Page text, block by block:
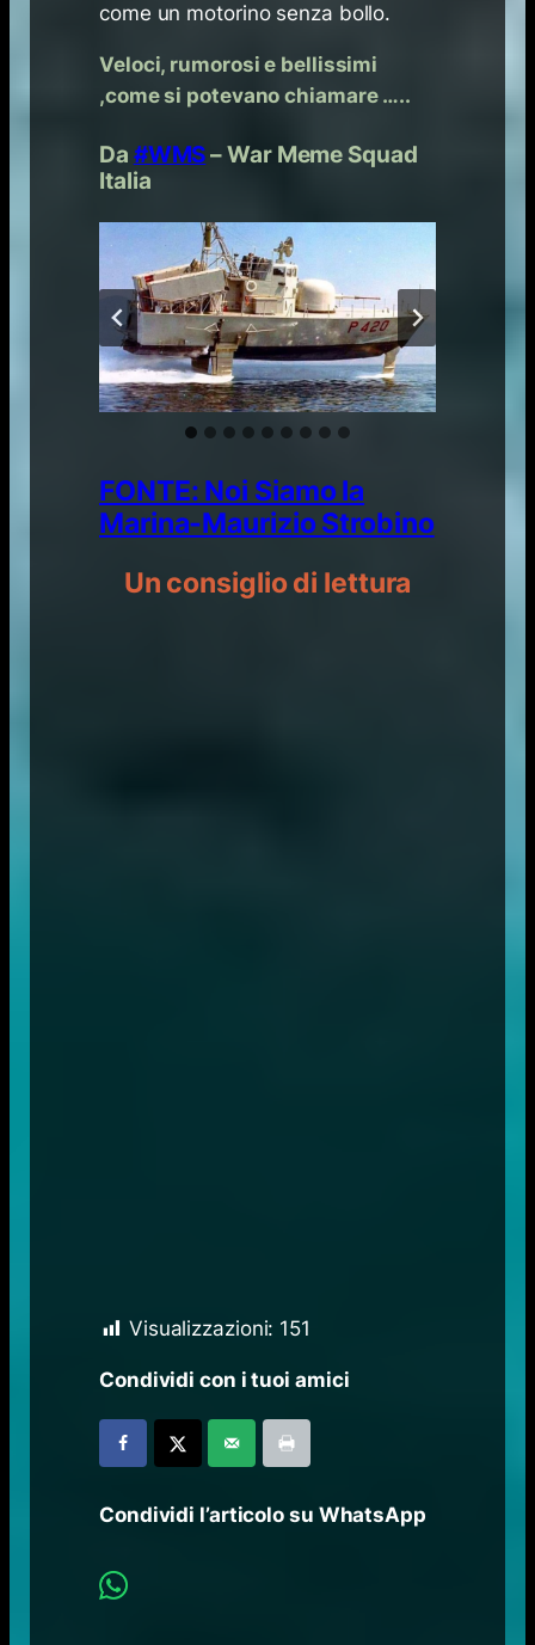
come un motorino senza bollo.
Veloci, rumorosi e bellissimi
,come si potevano chiamare …..
Da #WMS– War Meme Squad
Italia
FONTE: Noi Siamo la
Marina-Maurizio Strobino
Un consiglio di lettura
Visualizzazioni: 151
Condividi con i tuoi amici
Condividi l’articolo su WhatsApp